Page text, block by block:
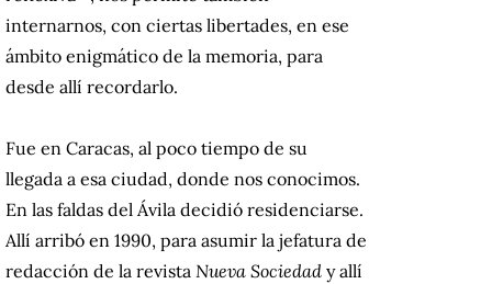
internarnos, con ciertas libertades, en ese
ámbito enigmático de la memoria, para
desde allí recordarlo.
Fue en Caracas, al poco tiempo de su
llegada a esa ciudad, donde nos conocimos.
En las faldas del Ávila decidió residenciarse.
Allí arribó en 1990, para asumir la jefatura de
redacción de la revista Nueva Sociedad y allí